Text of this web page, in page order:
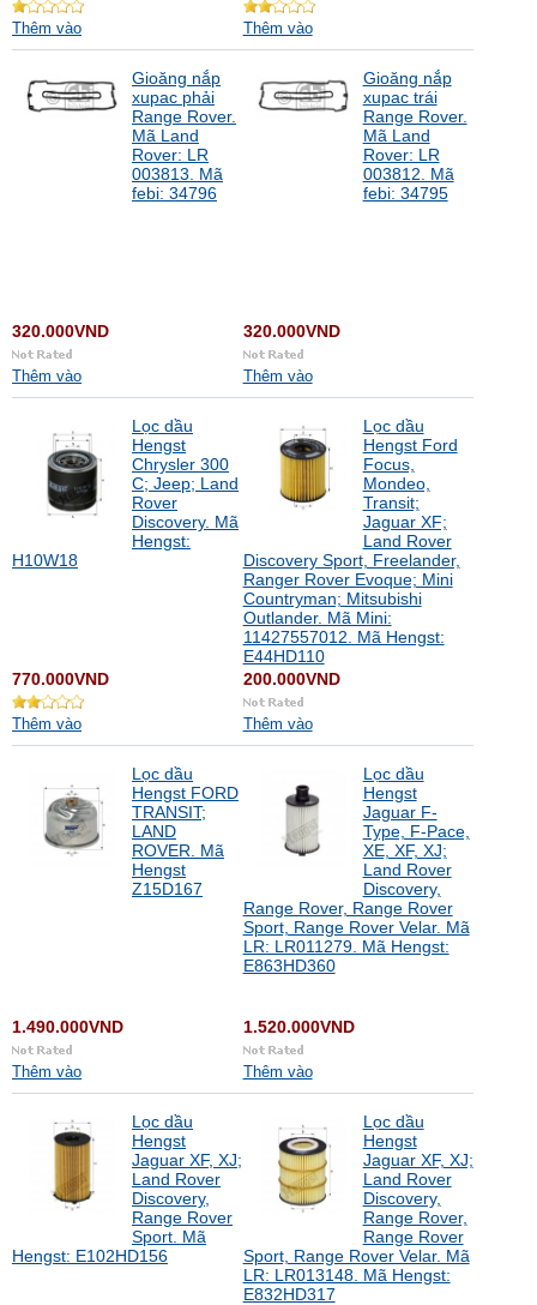
Thêm vào Thêm vào
Gioăng nắp
xupac phải
Range Rover.
Mã Land
Rover: LR
003813. Mã
febi: 34796
320.000VND
Thêm vào
Gioăng nắp
xupac trái
Range Rover.
Mã Land
Rover: LR
003812. Mã
febi: 34795
320.000VND
Thêm vào
Lọc dầu
Hengst
Chrysler 300
C; Jeep; Land
Rover
Discovery. Mã
Hengst:
H10W18
770.000VND
Thêm vào
Lọc dầu
Hengst Ford
Focus,
Mondeo,
Transit;
Jaguar XF;
Land Rover
Discovery Sport, Freelander,
Ranger Rover Evoque; Mini
Countryman; Mitsubishi
Outlander. Mã Mini:
11427557012. Mã Hengst:
E44HD110
200.000VND
Thêm vào
Lọc dầu
Hengst FORD
TRANSIT;
LAND
ROVER. Mã
Hengst
Z15D167
1.490.000VND
Thêm vào
Lọc dầu
Hengst
Jaguar F-
Type, F-Pace,
XE, XF, XJ;
Land Rover
Discovery,
Range Rover, Range Rover
Sport, Range Rover Velar. Mã
LR: LR011279. Mã Hengst:
E863HD360
1.520.000VND
Thêm vào
Lọc dầu
Hengst
Jaguar XF, XJ;
Land Rover
Discovery,
Range Rover
Sport. Mã
Hengst: E102HD156
Lọc dầu
Hengst
Jaguar XF, XJ;
Land Rover
Discovery,
Range Rover,
Range Rover
Sport, Range Rover Velar. Mã
LR: LR013148. Mã Hengst:
E832HD317